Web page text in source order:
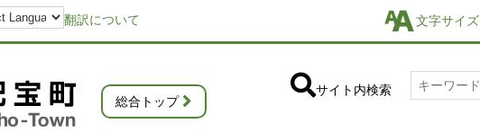
翻訳について 文字サイズ
総合トップ
サイト内検索